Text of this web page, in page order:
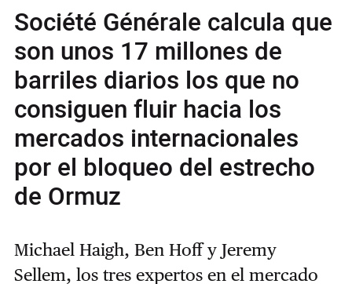
Société Générale calcula que
son unos 17 millones de
barriles diarios los que no
consiguen fluir hacia los
mercados internacionales
por el bloqueo del estrecho
de Ormuz
Michael Haigh, Ben Hoff y Jeremy
Sellem, los tres expertos en el mercado